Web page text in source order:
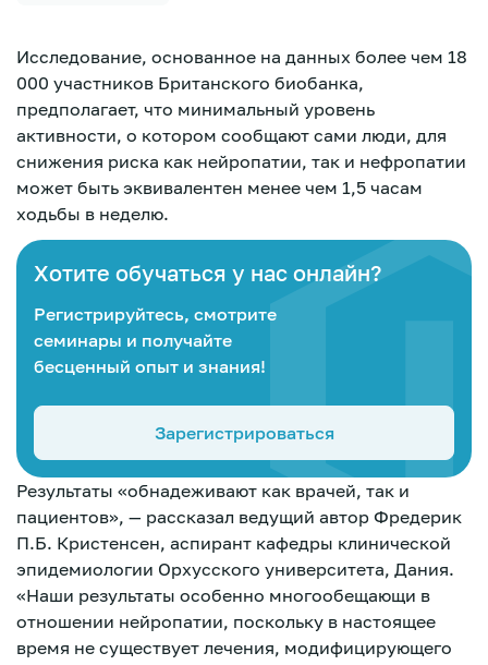
Исследование, основанное на данных более чем 18
000 участников Британского биобанка,
предполагает, что минимальный уровень
активности, о котором сообщают сами люди, для
снижения риска как нейропатии, так и нефропатии
может быть эквивалентен менее чем 1,5 часам
ходьбы в неделю.
Хотите обучаться у нас онлайн?
Регистрируйтесь, смотрите
семинары и получайте
бесценный опыт и знания!
Зарегистрироваться
Результаты «обнадеживают как врачей, так и
пациентов», — рассказал ведущий автор Фредерик
П.Б. Кристенсен, аспирант кафедры клинической
эпидемиологии Орхусского университета, Дания.
«Наши результаты особенно многообещающи в
отношении нейропатии, поскольку в настоящее
время не существует лечения, модифицирующего